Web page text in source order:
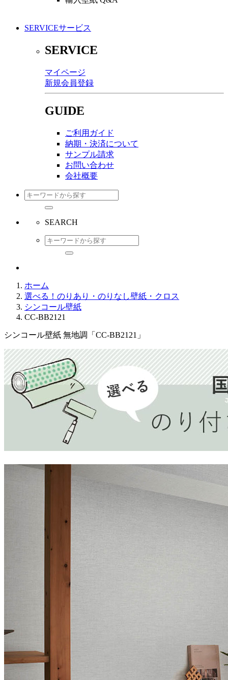
SERVICEサービス
SERVICE
マイページ
新規会員登録
GUIDE
ご利用ガイド
納期・決済について
サンプル請求
お問い合わせ
会社概要
SEARCH
ホーム
選べる！のりあり・のりなし壁紙・クロス
シンコール壁紙
CC-BB2121
シンコール壁紙 無地調「CC-BB2121」